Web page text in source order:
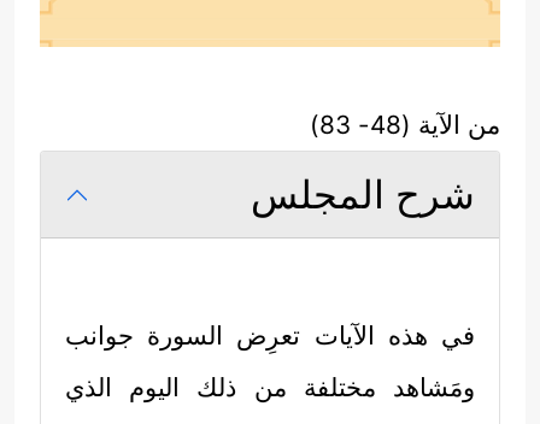
من الآية (48- 83)
شرح المجلس
في هذه الآيات تعرِض السورة جوانب
ومَشاهد مختلفة من ذلك اليوم الذي